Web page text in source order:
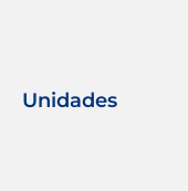
Unidades